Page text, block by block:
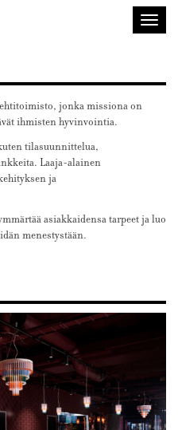
jonka missiona on
ihmisten hyvinvointia.
tilasuunnittelua,
Laaja-alainen
ja
asiakkaidensa tarpeet ja luo
menestystään.